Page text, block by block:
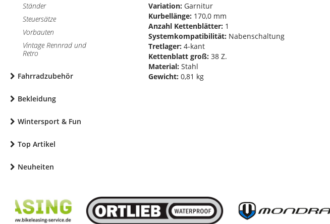
Ständer
Steuersätze
Vorbauten
Vintage Rennrad und
Retro
Fahrradzubehör
Bekleidung
Wintersport & Fun
Top Artikel
Neuheiten
Variation: Garnitur
Kurbellänge: 170,0 mm
Anzahl Kettenblätter: 1
Systemkompatibilität: Nabenschaltung
Tretlager: 4-kant
Kettenblatt groß: 38 Z.
Material: Stahl
Gewicht: 0,81 kg